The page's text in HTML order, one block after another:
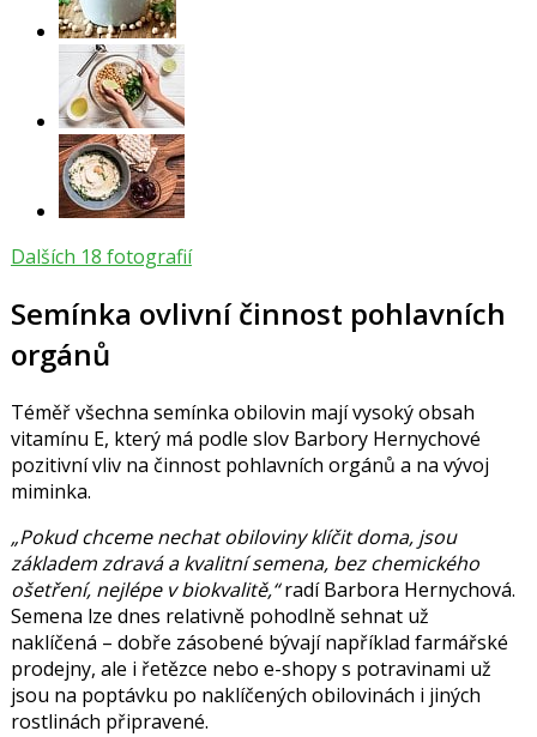
Dalších 18 fotografií
Semínka ovlivní činnost pohlavních
orgánů
Téměř všechna semínka obilovin mají vysoký obsah
vitamínu E, který má podle slov Barbory Hernychové
pozitivní vliv na činnost pohlavních orgánů a na vývoj
miminka.
„Pokud chceme nechat obiloviny klíčit doma, jsou
základem zdravá a kvalitní semena, bez chemického
ošetření, nejlépe v biokvalitě,“radí Barbora Hernychová.
Semena lze dnes relativně pohodlně sehnat už
naklíčená – dobře zásobené bývají například farmářské
prodejny, ale i řetězce nebo e-shopy s potravinami už
jsou na poptávku po naklíčených obilovinách i jiných
rostlinách připravené.